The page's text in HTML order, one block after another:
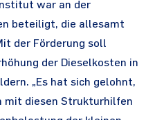
war an der
beteiligt, die allesamt
der Förderung soll
der Dieselkosten in
„Es hat sich gelohnt,
mit diesen Strukturhilfen